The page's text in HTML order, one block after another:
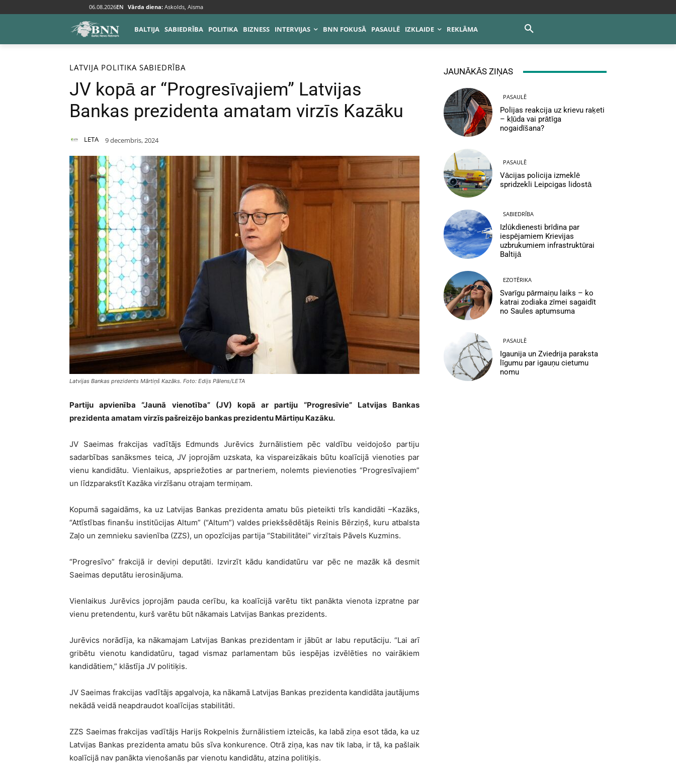
06.08.2026EN Vārda diena: Askolds, Aisma
BALTIJA SABIEDRĪBA POLITIKA BIZNESS INTERVIJAS BNN FOKUSĀ PASAULĒ IZKLAIDE REKLĀMA
Sākums Baltija Latvija
LATVIJA POLITIKA SABIEDRĪBA
JV kopā ar “Progresīvajiem” Latvijas
Bankas prezidenta amatam virzīs Kazāku
LETA 9 decembris, 2024
Latvijas Bankas prezidents Mārtiņš Kazāks. Foto: Edijs Pālens/LETA
Partiju apvienība “Jaunā vienotība” (JV) kopā ar partiju “Progresīvie” Latvijas Bankas
prezidenta amatam virzīs pašreizējo bankas prezidentu Mārtiņu Kazāku.
JV Saeimas frakcijas vadītājs Edmunds Jurēvics žurnālistiem pēc valdību veidojošo partiju
sadarbības sanāksmes teica, JV joprojām uzskata, ka vispareizākais būtu koalīcijā vienoties par
vienu kandidātu. Vienlaikus, apspriežoties ar partneriem, nolemts pievienoties “Progresīvajiem”
un līdzparakstīt Kazāka virzīšanu otrajam termiņam.
Kopumā sagaidāms, ka uz Latvijas Bankas prezidenta amatu būs pieteikti trīs kandidāti –Kazāks,
“Attīstības finanšu institūcijas Altum” (“Altum”) valdes priekšsēdētājs Reinis Bērziņš, kuru atbalsta
Zaļo un zemnieku savienība (ZZS), un opozīcijas partija “Stabilitātei” virzītais Pāvels Kuzmins.
“Progresīvo” frakcijā ir deviņi deputāti. Izvirzīt kādu kandidatūru var pēc ne mazāk kā desmit
Saeimas deputātu ierosinājuma.
Vienlaikus Jurēvics joprojām pauda cerību, ka koalīcijā varētu tikt panākta vienota izpratne par
vienu pretendentu, kurš varētu būt nākamais Latvijas Bankas prezidents.
Jurēvics norādīja, ka nākamajam Latvijas Bankas prezidentam ir jābūt ar labu reputāciju. “Lai arī
gribētu vienotu kandidatūru, tagad vismaz parlamentam būs iespējas izvēlēties no vairākiem
kandidātiem,” klāstīja JV politiķis.
JV Saeimas frakcijas vadītājs apgalvoja, ka nākamā Latvijas Bankas prezidenta kandidāta jautājums
nekādā veidā neapdraudot koalīcijas stabilitāti.
ZZS Saeimas frakcijas vadītājs Harijs Rokpelnis žurnālistiem izteicās, ka labā ziņa esot tāda, ka uz
Latvijas Bankas prezidenta amatu būs sīva konkurence. Otrā ziņa, kas nav tik laba, ir tā, ka pašlaik
koalīcijā nav panākta vienošanās par vienotu kandidātu, atzina politiķis.
JAUNĀKĀS ZIŅAS
PASAULĒ
Polijas reakcija uz krievu raķeti
– kļūda vai prātīga
nogaidīšana?
PASAULĒ
Vācijas policija izmeklē
spridzekli Leipcigas lidostā
SABIEDRĪBA
Izlūkdienesti brīdina par
iespējamiem Krievijas
uzbrukumiem infrastruktūrai
Baltijā
EZOTĒRIKA
Svarīgu pārmaiņu laiks – ko
katrai zodiaka zīmei sagaidīt
no Saules aptumsuma
PASAULĒ
Igaunija un Zviedrija paraksta
līgumu par igauņu cietumu
nomu